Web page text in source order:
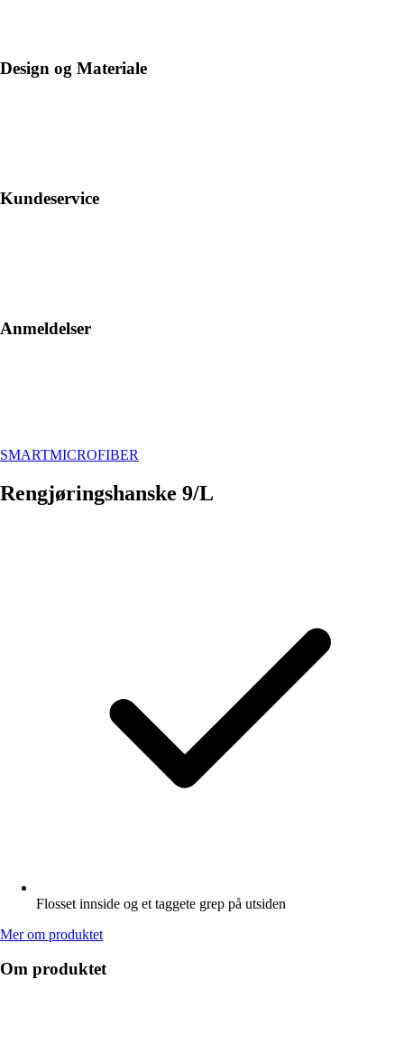
Design og Materiale
Kundeservice
Anmeldelser
SMARTMICROFIBER
Rengjøringshanske 9/L
Flosset innside og et taggete grep på utsiden
Mer om produktet
Om produktet